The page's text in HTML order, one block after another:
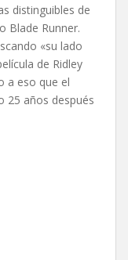
distinguibles de
Blade Runner.
«su lado
de Ridley
a eso que el
25 años después